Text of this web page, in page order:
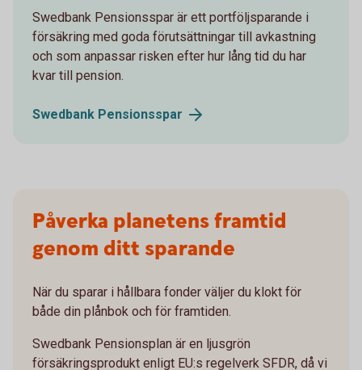
Swedbank Pensionsspar är ett portföljsparande i
försäkring med goda förutsättningar till avkastning
och som anpassar risken efter hur lång tid du har
kvar till pension.
Swedbank Pensionsspar
Påverka planetens framtid
genom ditt sparande
När du sparar i hållbara fonder väljer du klokt för
både din plånbok och för framtiden.
Swedbank Pensionsplan är en ljusgrön
försäkringsprodukt enligt EU:s regelverk SFDR, då vi